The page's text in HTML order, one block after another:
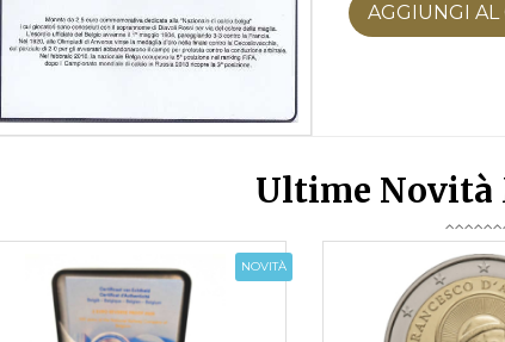
AGGIUNGI AL
Ultime Novità
NOVITÀ